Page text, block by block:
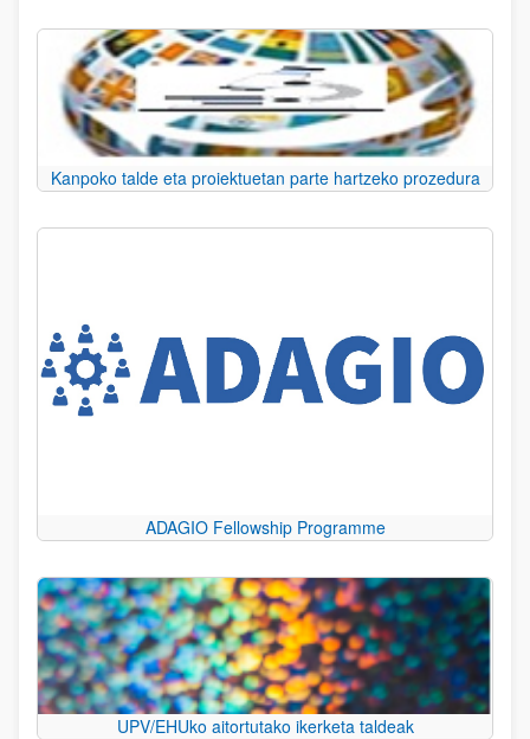
Kanpoko talde eta proiektuetan parte hartzeko prozedura
ADAGIO Fellowship Programme
UPV/EHUko aitortutako ikerketa taldeak